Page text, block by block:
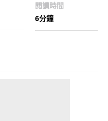
閱讀時間
6分鐘